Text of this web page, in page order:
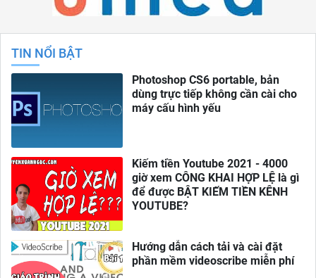
TIN NỔI BẬT
Photoshop CS6 portable, bản
dùng trực tiếp không cần cài cho
máy cấu hình yếu
Kiếm tiền Youtube 2021 - 4000
giờ xem CÔNG KHAI HỢP LỆ là gì
để được BẬT KIẾM TIỀN KÊNH
YOUTUBE?
Hướng dẫn cách tải và cài đặt
phần mềm videoscribe miễn phí